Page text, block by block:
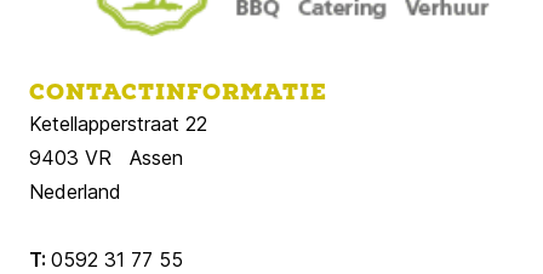
CONTACTINFORMATIE
Ketellapperstraat 22
9403 VR Assen
Nederland
T: 0592 31 77 55